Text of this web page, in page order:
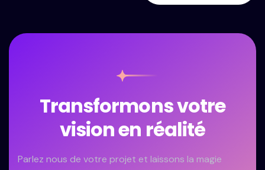
Transformons votre
vision en réalité
Parlez nous de votre projet et laissons la magie